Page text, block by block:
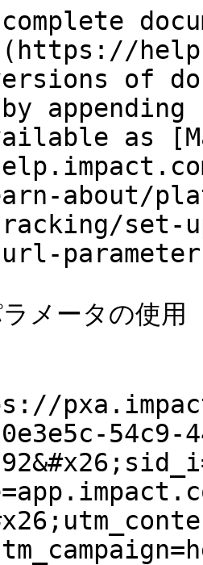
of
as
about/
set-
メータの使用
54c9-